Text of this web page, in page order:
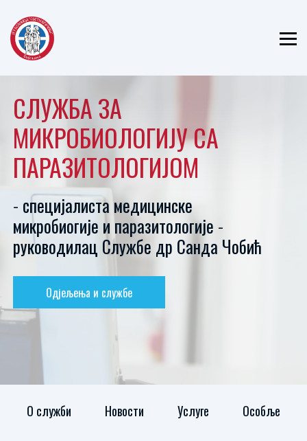
СЛУЖБА ЗА
МИКРОБИОЛОГИЈУ СА
ПАРАЗИТОЛОГИЈОМ
- специјалиста медицинске
микробиогије и паразитологије -
руководилац Службе др Санда Чобић
Одјељења и службе
О служби Новости Услуге Особље